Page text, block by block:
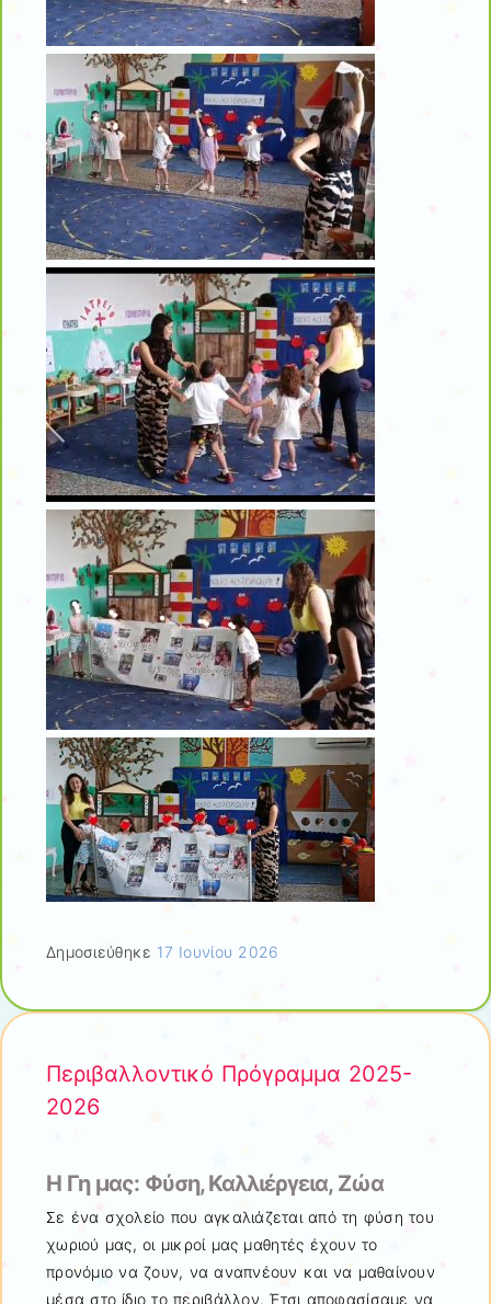
Δημοσιεύθηκε 17 Ιουνίου 2026
Περιβαλλοντικό Πρόγραμμα 2025-
2026
Η Γη μας: Φύση, Καλλιέργεια, Ζώα
Σε ένα σχολείο που αγκαλιάζεται από τη φύση του
χωριού μας, οι μικροί μας μαθητές έχουν το
προνόμιο να ζουν, να αναπνέουν και να μαθαίνουν
μέσα στο ίδιο το περιβάλλον. Έτσι αποφασίσαμε να